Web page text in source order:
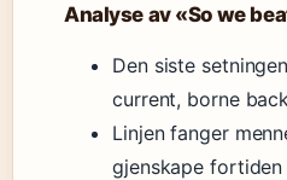
Analyse av «So we
Den siste
current, borne
Linjen fanger
gjenskape fortiden